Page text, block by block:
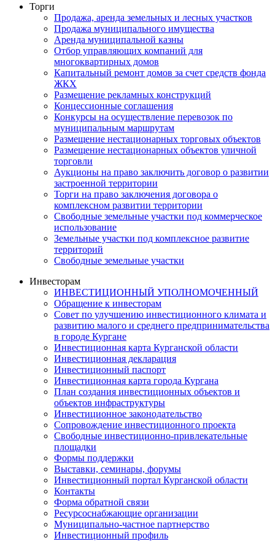
Торги
Продажа, аренда земельных и лесных участков
Продажа муниципального имущества
Аренда муниципальной казны
Отбор управляющих компаний для
многоквартирных домов
Капитальный ремонт домов за счет средств фонда
ЖКХ
Размещение рекламных конструкций
Концессионные соглашения
Конкурсы на осуществление перевозок по
муниципальным маршрутам
Размещение нестационарных торговых объектов
Размещение нестационарных объектов уличной
торговли
Аукционы на право заключить договор о развитии
застроенной территории
Торги на право заключения договора о
комплексном развитии территории
Свободные земельные участки под коммерческое
использование
Земельные участки под комплексное развитие
территорий
Свободные земельные участки
Инвесторам
ИНВЕСТИЦИОННЫЙ УПОЛНОМОЧЕННЫЙ
Обращение к инвесторам
Совет по улучшению инвестиционного климата и
развитию малого и среднего предпринимательства
в городе Кургане
Инвестиционная карта Курганской области
Инвестиционная декларация
Инвестиционный паспорт
Инвестиционная карта города Кургана
План создания инвестиционных объектов и
объектов инфраструктуры
Инвестиционное законодательство
Сопровождение инвестиционного проекта
Свободные инвестиционно-привлекательные
площадки
Формы поддержки
Выставки, семинары, форумы
Инвестиционный портал Курганской области
Контакты
Форма обратной связи
Ресурсоснабжающие организации
Муниципально-частное партнерство
Инвестиционный профиль